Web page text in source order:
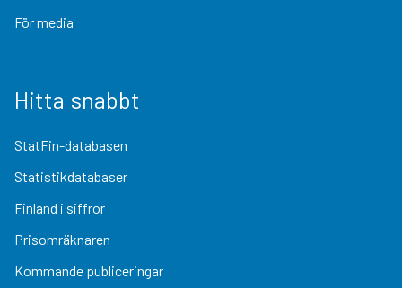
För media
Hitta snabbt
StatFin-databasen
Statistikdatabaser
Finland i siffror
Prisomräknaren
Kommande publiceringar